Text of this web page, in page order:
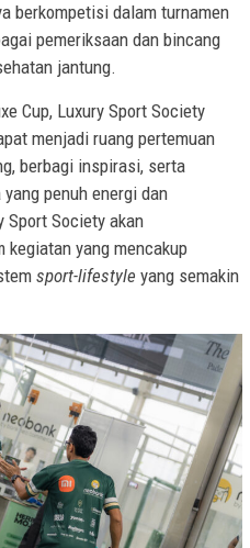
berkompetisi dalam turnamen
pemeriksaan dan bincang
jantung.
Cup, Luxury Sport Society
menjadi ruang pertemuan
berbagi inspirasi, serta
penuh energi dan
Sport Society akan
kegiatan yang mencakup
sport-lifestyle yang semakin